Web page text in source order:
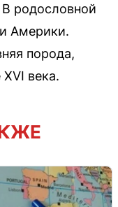
родословной
Америки.
порода,
века.